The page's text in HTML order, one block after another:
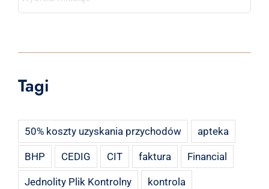
Tagi
50% koszty uzyskania przychodów apteka
BHP CEDIG CIT faktura Financial
Jednolity Plik Kontrolny kontrola